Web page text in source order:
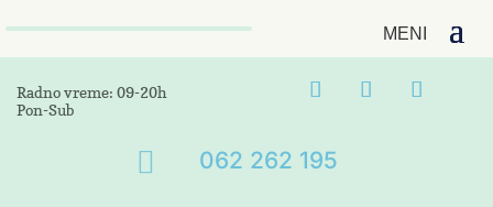
Radno vreme: 09-20h
Pon-Sub
 062 262 195